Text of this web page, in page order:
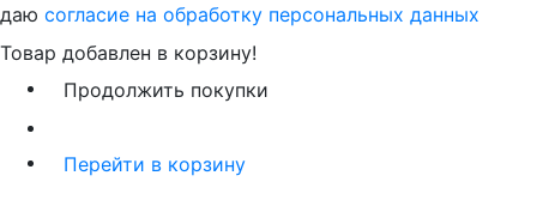
даю согласие на обработку персональных данных
Товар добавлен в корзину!
Продолжить покупки
Перейти в корзину